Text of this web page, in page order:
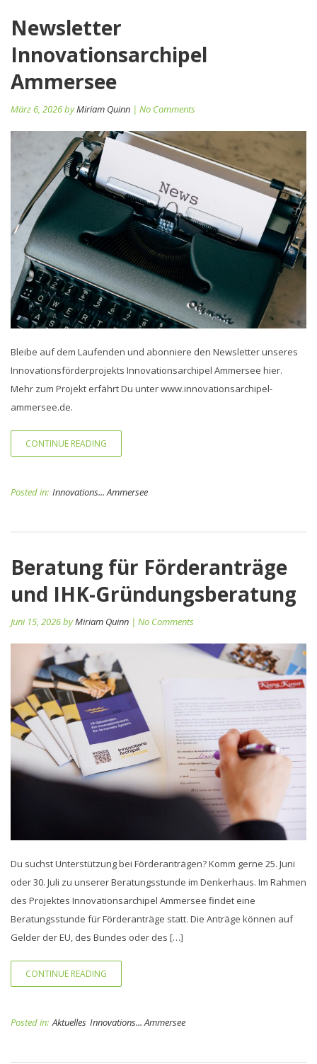
Newsletter
Innovationsarchipel
Ammersee
März 6, 2026 byMiriam Quinn | No Comments
Bleibe auf dem Laufenden und abonniere den Newsletter unseres
Innovationsförderprojekts Innovationsarchipel Ammersee hier.
Mehr zum Projekt erfährt Du unter www.innovationsarchipel-
ammersee.de.
CONTINUE READING
Posted in: Innovations... Ammersee
Beratung für Förderanträge
und IHK-Gründungsberatung
Juni 15, 2026 byMiriam Quinn | No Comments
Du suchst Unterstützung bei Förderanträgen? Komm gerne 25. Juni
oder 30. Juli zu unserer Beratungsstunde im Denkerhaus. Im Rahmen
des Projektes Innovationsarchipel Ammersee findet eine
Beratungsstunde für Förderanträge statt. Die Anträge können auf
Gelder der EU, des Bundes oder des […]
CONTINUE READING
Posted in: Aktuelles Innovations... Ammersee